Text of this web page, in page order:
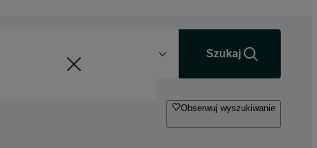
Szukaj
Obserwuj wyszukiwanie